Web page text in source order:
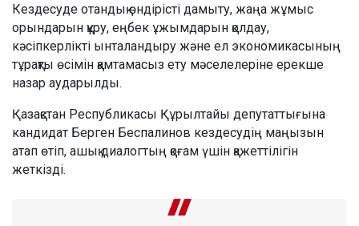
Кездесуде отандық өндірісті дамыту, жаңа жұмыс
орындарын құру, еңбек ұжымдарын қолдау,
кәсіпкерлікті ынталандыру және ел экономикасының
тұрақты өсімін қамтамасыз ету мәселелеріне ерекше
назар аударылды.
Қазақстан Республикасы Құрылтайы депутаттығына
кандидат Берген Беспалинов кездесудің маңызын
атап өтіп, ашық диалогтың қоғам үшін қажеттілігін
жеткізді.